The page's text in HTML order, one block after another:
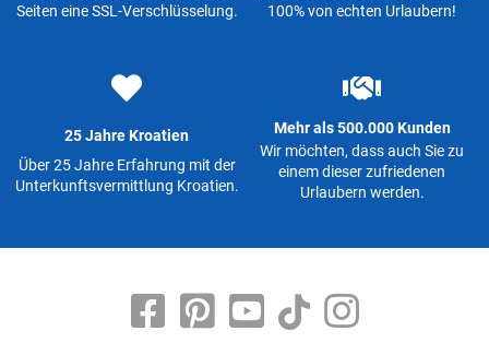
Seiten eine SSL-Verschlüsselung.
100% von echten Urlaubern!
25 Jahre Kroatien
Über 25 Jahre Erfahrung mit der
Unterkunftsvermittlung Kroatien.
Mehr als 500.000 Kunden
Wir möchten, dass auch Sie zu
einem dieser zufriedenen
Urlaubern werden.